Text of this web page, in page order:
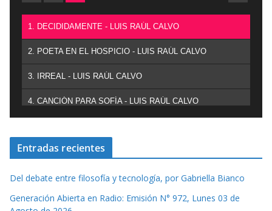
1. DECIDIDAMENTE - LUIS RAÚL CALVO
2. POETA EN EL HOSPICIO - LUIS RAÚL CALVO
3. IRREAL - LUIS RAÚL CALVO
4. CANCIÓN PARA SOFÍA - LUIS RAÚL CALVO
Entradas recientes
Del debate entre filosofía y tecnología, por Gabriella Bianco
Generación Abierta en Radio: Emisión N° 972, Lunes 03 de